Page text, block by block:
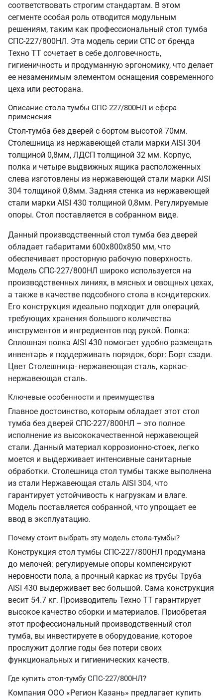
соответствовать строгим стандартам. В этом
сегменте особая роль отводится модульным
решениям, таким как профессиональный стол тумба
СПС-227/800НЛ. Эта модель серии СПС от бренда
Техно ТТ сочетает в себе долговечность,
гигиеничность и продуманную эргономику, что делает
ее незаменимым элементом оснащения современного
цеха или ресторана.
Описание стола тумбы СПС-227/800НЛ и сфера
применения
Стол-тумба без дверей с бортом высотой 70мм.
Столешница из нержавеющей стали марки AISI 304
толщиной 0,8мм, ЛДСП толщиной 32 мм. Корпус,
полка и четыре выдвижных ящика расположенных
слева изготовлены из нержавеющей стали марки AISI
304 толщиной 0,8мм. Задняя стенка из нержавеющей
стали марки AISI 430 толщиной 0,8мм. Регулируемые
опоры. Стол поставляется в собранном виде.
Данный производственный стол тумба без дверей
обладает габаритами 600х800х850 мм, что
обеспечивает просторную рабочую поверхность.
Модель СПС-227/800НЛ широко используется на
производственных линиях, в мясных и овощных цехах,
а также в качестве подсобного стола в кондитерских.
Его конструкция идеально подходит для операций,
требующих хранения большого количества
инструментов и ингредиентов под рукой. Полка:
Сплошная полка AISI 430 помогает удобно размещать
инвентарь и поддерживать порядок, борт: Борт сзади.
Цвет Столешница- нержавеющая сталь, каркас-
нержавеющая сталь.
Ключевые особенности и преимущества
Главное достоинство, которым обладает этот стол
тумба без дверей СПС-227/800НЛ – это полное
исполнение из высококачественной нержавеющей
стали. Данный материал коррозионно-стоек, легко
моется и выдерживает интенсивные санитарные
обработки. Столешница стол тумбы также выполнена
из стали Нержавеющая сталь AISI 304, что
гарантирует устойчивость к нагрузкам и влаге.
Модель поставляется собранной, что упрощает ее
ввод в эксплуатацию.
Почему стоит выбрать эту модель стола-тумбы?
Конструкция стол тумбы СПС-227/800НЛ продумана
до мелочей: регулируемые опоры компенсируют
неровности пола, а прочный каркас из трубы Труба
AISI 430 выдерживает вес большой. Сама конструкция
весит 54.7 кг. Производитель Техно ТТ гарантирует
высокое качество сборки и материалов. Приобретая
этот профессиональный производственный стол
тумба, вы инвестируете в оборудование, которое
прослужит долгие годы без потери своих
функциональных и гигиенических качеств.
Где купить стол-тумбу СПС-227/800НЛ?
Компания ООО «Регион Казань» предлагает купить